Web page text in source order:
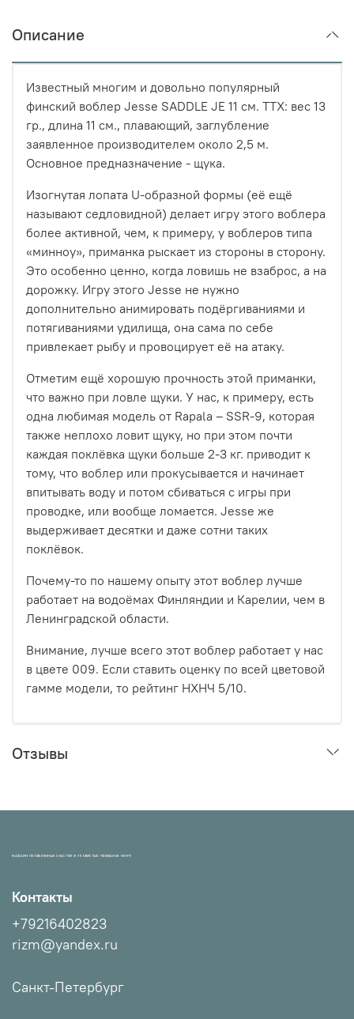
Описание
Известный многим и довольно популярный
финский воблер Jesse SADDLE JE 11 см. ТТХ: вес 13
гр., длина 11 см., плавающий, заглубление
заявленное производителем около 2,5 м.
Основное предназначение - щука.
Изогнутая лопата U-образной формы (её ещё
называют седловидной) делает игру этого воблера
более активной, чем, к примеру, у воблеров типа
«минноу», приманка рыскает из стороны в сторону.
Это особенно ценно, когда ловишь не взаброс, а на
дорожку. Игру этого Jesse не нужно
дополнительно анимировать подёргиваниями и
потягиваниями удилища, она сама по себе
привлекает рыбу и провоцирует её на атаку.
Отметим ещё хорошую прочность этой приманки,
что важно при ловле щуки. У нас, к примеру, есть
одна любимая модель от Rapala – SSR-9, которая
также неплохо ловит щуку, но при этом почти
каждая поклёвка щуки больше 2-3 кг. приводит к
тому, что воблер или прокусывается и начинает
впитывать воду и потом сбиваться с игры при
проводке, или вообще ломается. Jesse же
выдерживает десятки и даже сотни таких
поклёвок.
Почему-то по нашему опыту этот воблер лучше
работает на водоёмах Финляндии и Карелии, чем в
Ленинградской области.
Внимание, лучше всего этот воблер работает у нас
в цвете 009. Если ставить оценку по всей цветовой
гамме модели, то рейтинг НХНЧ 5/10.
Отзывы
МАГАЗИН ПРОВЕРЕННЫХ СНАСТЕЙ И УЛОВИСТЫХ ПРИМАНОК НХНЧ!
Контакты
+79216402823
rizm@yandex.ru
Санкт-Петербург